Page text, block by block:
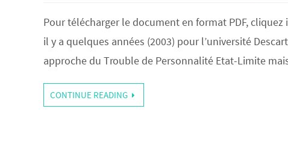
Pour télécharger le document en format PDF, cliquez
il y a quelques années (2003) pour l’université
approche du Trouble de Personnalité Etat-Limite
CONTINUE READING